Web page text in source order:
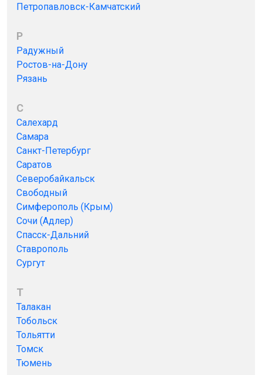
Петропавловск-Камчатский
Р
Радужный
Ростов-на-Дону
Рязань
С
Салехард
Самара
Санкт-Петербург
Саратов
Северобайкальск
Свободный
Симферополь (Крым)
Сочи (Адлер)
Спасск-Дальний
Ставрополь
Сургут
Т
Талакан
Тобольск
Тольятти
Томск
Тюмень